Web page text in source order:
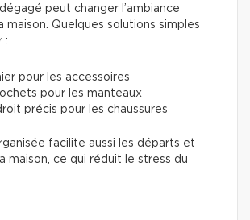
peut changer l’ambiance
maison. Quelques solutions simples
:
pour les accessoires
pour les manteaux
précis pour les chaussures
facilite aussi les départs et
maison, ce qui réduit le stress du